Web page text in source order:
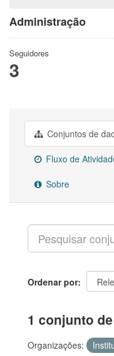
Administração
Seguidores
3
Conjuntos de
Fluxo de
Sobre
Ordenar por
1 conjunto
Organizações: